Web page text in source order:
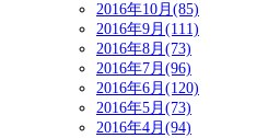
2016年10月(85)
2016年9月(111)
2016年8月(73)
2016年7月(96)
2016年6月(120)
2016年5月(73)
2016年4月(94)